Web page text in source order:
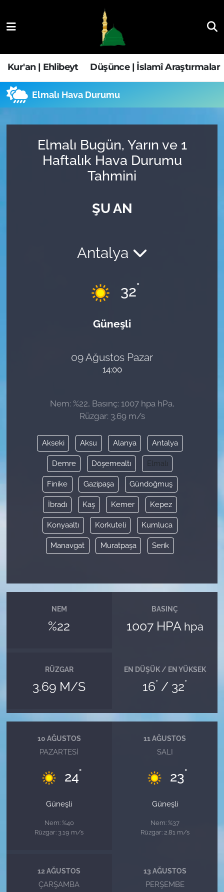
Kur'an | Ehlibeyt Düşünce | İslamî Araştırmalar
Elmalı Hava Durumu
Elmalı Bugün, Yarın ve 1
Haftalık Hava Durumu
Tahmini
ŞU AN
Antalya
32°
Güneşli
09 Ağustos Pazar
14:00
Nem: %22, Basınç: 1007 hpa hPa,
Rüzgar: 3.69 m/s
Akseki Aksu Alanya Antalya
Demre Döşemealtı Elmalı
Finike Gazipaşa Gündoğmuş
İbradı Kaş Kemer Kepez
Konyaaltı Korkuteli Kumluca
Manavgat Muratpaşa Serik
NEM
%22
BASINÇ
1007 HPA hpa
RÜZGAR
3.69 M/S
EN DÜŞÜK / EN YÜKSEK
16° / 32°
10 AĞUSTOS
PAZARTESI
24°
Güneşli
Nem: %40
Rüzgar: 3.19 m/s
11 AĞUSTOS
SALI
23°
Güneşli
Nem: %37
Rüzgar: 2.81 m/s
12 AĞUSTOS
ÇARŞAMBA
13 AĞUSTOS
PERŞEMBE
Düşünce | İslamî Araştırmalar
Ehla-Der Haber
Fıkıh | Ahkam
Hava Durumu
Trafik Durumu
Tüm Manşetler
Son Dakika Haberleri